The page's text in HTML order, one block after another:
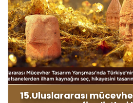
Eğitimci yazar Salih
kitabı hala büyük ilgi